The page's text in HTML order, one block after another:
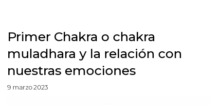
Primer Chakra o chakra
muladhara y la relación con
nuestras emociones
9 marzo 2023